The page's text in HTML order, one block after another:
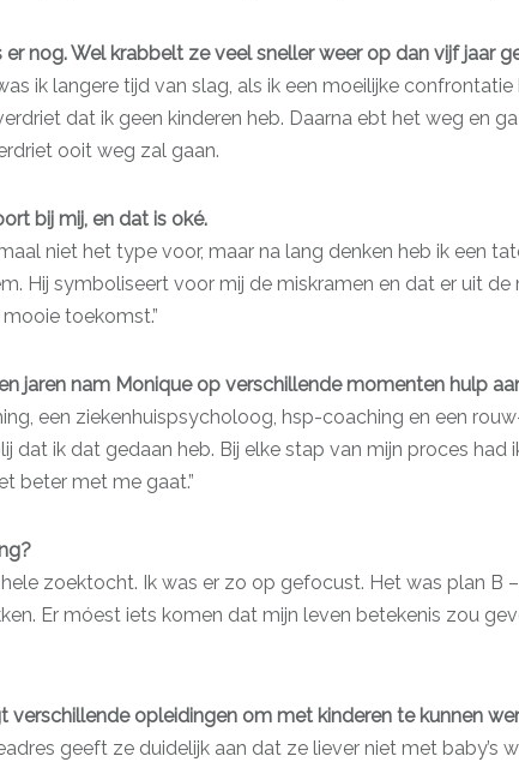
er nog. Wel krabbelt ze veel sneller weer op dan vijf jaar
ik langere tijd van slag, als ik een moeilijke
dat ik geen kinderen heb. Daarna ebt het weg en
ooit weg zal gaan.
bij mij, en dat is oké.
niet het type voor, maar na lang denken heb ik een
Hij symboliseert voor mij de miskramen en dat er uit
toekomst.”
jaren nam Monique op verschillende momenten hulp
een ziekenhuispsycholoog, hsp-coaching en een
dat ik dat gedaan heb. Bij elke stap van mijn proces had
beter met me gaat.”
hele zoektocht. Ik was er zo op gefocust. Het was plan B
Er móest iets komen dat mijn leven betekenis zou
verschillende opleidingen om met kinderen te kunnen
geeft ze duidelijk aan dat ze liever niet met baby’s